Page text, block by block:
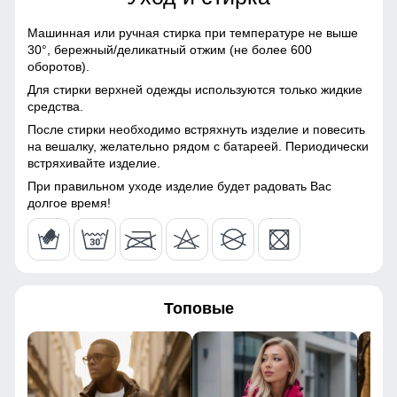
Это специальные элементы, предназначенные для
регулировки его объема и плотности прилегания к голове.
Они помогают защитить от ветра и дождя, обеспечивая
комфорт и тепло.
Двойная молния!
Удобно расстёгивается снизу, не стесняет движения,
особенно комфортна при вождении и в поездках на
транспорте.
43
63
54
41
Болонь, Экологичные
Материал подкладки
Материал подкладки
капюшона
Полиэстер
Материал подкладки
кармана
Полиэстер
Материал наполнителя
Фактура материала Шероховатая, стеганная
Плотность утеплителя (г/ 210
Конструктивные особенности
Машинная или ручная стирка при температуре не выше
30°, бережный/деликатный отжим (не более 600
оборотов).
Для стирки верхней одежды используются только жидкие
средства.
После стирки необходимо встряхнуть изделие и повесить
на вешалку, желательно рядом с батареей. Периодически
встряхивайте изделие.
При правильном уходе изделие будет радовать Вас
долгое время!
Топовые